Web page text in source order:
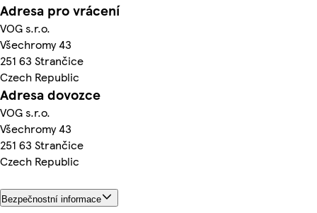
Adresa pro vrácení
VOG s.r.o.
Všechromy 43
251 63 Strančice
Czech Republic
Adresa dovozce
VOG s.r.o.
Všechromy 43
251 63 Strančice
Czech Republic
Bezpečnostní informace